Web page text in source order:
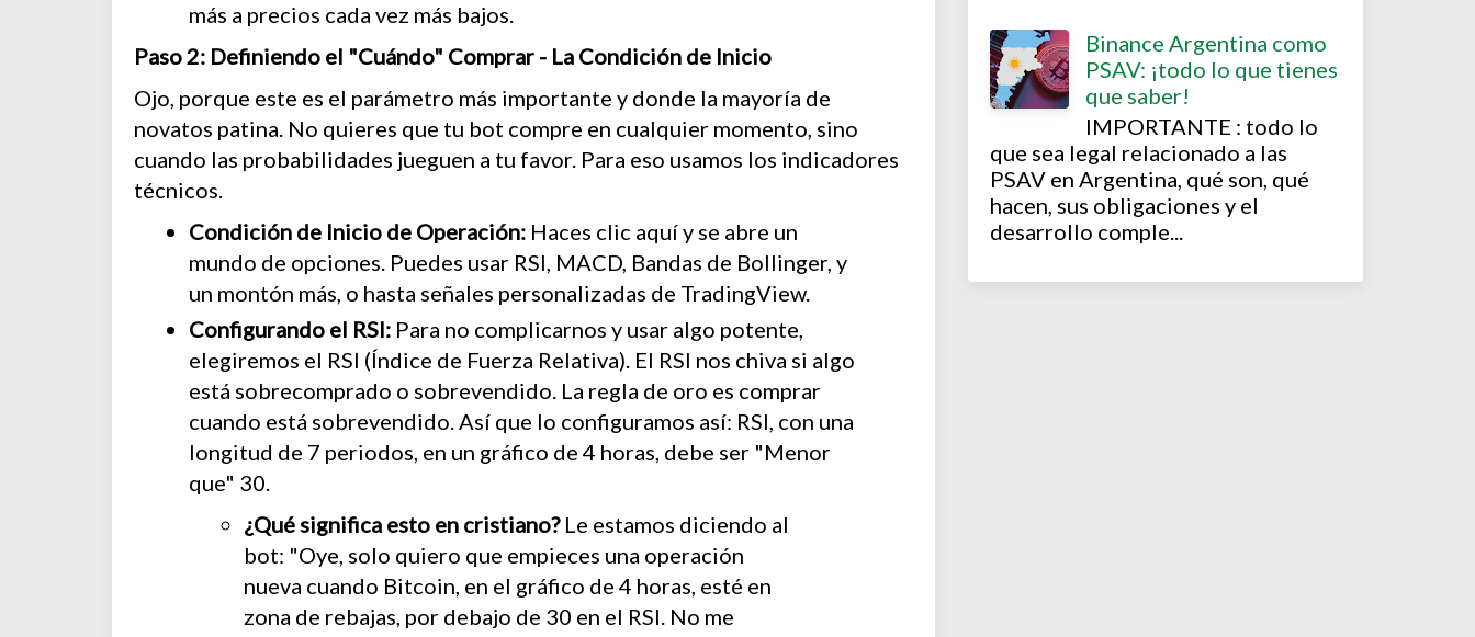
más a precios cada vez más bajos.
Paso 2: Definiendo el "Cuándo" Comprar - La Condición de Inicio
Ojo, porque este es el parámetro más importante y donde la mayoría de
novatos patina. No quieres que tu bot compre en cualquier momento, sino
cuando las probabilidades jueguen a tu favor. Para eso usamos los indicadores
técnicos.
Condición de Inicio de Operación: Haces clic aquí y se abre un
mundo de opciones. Puedes usar RSI, MACD, Bandas de Bollinger, y
un montón más, o hasta señales personalizadas de TradingView.
Configurando el RSI: Para no complicarnos y usar algo potente,
elegiremos el RSI (Índice de Fuerza Relativa). El RSI nos chiva si algo
está sobrecomprado o sobrevendido. La regla de oro es comprar
cuando está sobrevendido. Así que lo configuramos así: RSI, con una
longitud de 7 periodos, en un gráfico de 4 horas, debe ser "Menor
que" 30.
¿Qué significa esto en cristiano?Le estamos diciendo al
bot: "Oye, solo quiero que empieces una operación
nueva cuando Bitcoin, en el gráfico de 4 horas, esté en
zona de rebajas, por debajo de 30 en el RSI. No me
Binance Argentina como
PSAV: ¡todo lo que tienes
que saber!
IMPORTANTE : todo lo
que sea legal relacionado a las
PSAV en Argentina, qué son, qué
hacen, sus obligaciones y el
desarrollo comple...